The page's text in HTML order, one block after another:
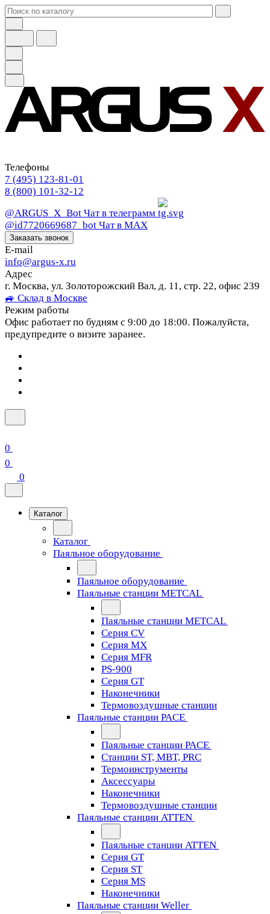
Телефоны
7 (495) 123-81-01
8 (800) 101-32-12
@ARGUS_X_Bot Чат в телеграмм
@id7720669687_bot Чат в МАХ
Заказать звонок
E-mail
info@argus-x.ru
Адрес
г. Москва, ул. Золоторожский Вал, д. 11, стр. 22, офис 239
🚙 Склад в Москве
Режим работы
Офис работает по будням с 9:00 до 18:00. Пожалуйста,
предупредите о визите заранее.
0
0
0
Каталог
Каталог
Паяльное оборудование
Паяльное оборудование
Паяльные станции METCAL
Паяльные станции METCAL
Серия CV
Серия MX
Серия MFR
PS-900
Серия GT
Наконечники
Термовоздушные станции
Паяльные станции PACE
Паяльные станции PACE
Станции ST, MBT, PRC
Термоинструменты
Аксессуары
Наконечники
Термовоздушные станции
Паяльные станции ATTEN
Паяльные станции ATTEN
Серия GT
Серия ST
Серия MS
Наконечники
Паяльные станции Weller